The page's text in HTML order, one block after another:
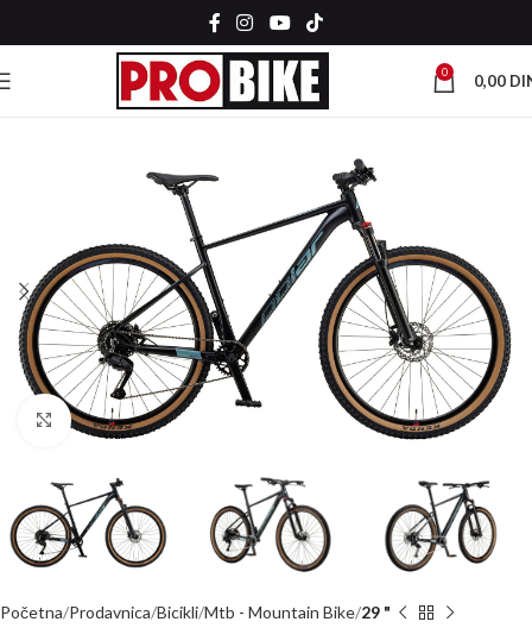
0 0,00
Kliknite za uvećanje
Početna Prodavnica Bicikli Mtb - Mountain Bike 29 "